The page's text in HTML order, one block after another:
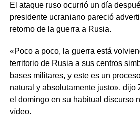
El ataque ruso ocurrió un día
presidente ucraniano pareció
retorno de la guerra a Rusia.
«Poco a poco, la guerra está
territorio de Rusia a sus centros
bases militares, y este es un
natural y absolutamente justo», dijo
el domingo en su habitual discurso
vídeo.